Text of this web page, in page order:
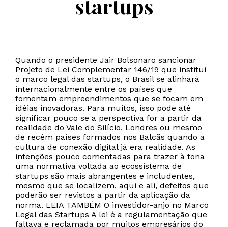
startups
Quando o presidente Jair Bolsonaro sancionar
Projeto de Lei Complementar 146/19 que institui
o marco legal das startups, o Brasil se alinhará
internacionalmente entre os países que
fomentam empreendimentos que se focam em
idéias inovadoras. Para muitos, isso pode até
significar pouco se a perspectiva for a partir da
realidade do Vale do Silício, Londres ou mesmo
de recém países formados nos Balcãs quando a
cultura de conexão digital já era realidade. As
intenções pouco comentadas para trazer à tona
uma normativa voltada ao ecossistema de
startups são mais abrangentes e includentes,
mesmo que se localizem, aqui e ali, defeitos que
poderão ser revistos a partir da aplicação da
norma. LEIA TAMBÉM O investidor-anjo no Marco
Legal das Startups A lei é a regulamentação que
faltava e reclamada por muitos empresários do